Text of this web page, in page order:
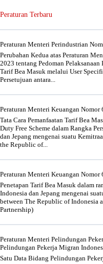
Peraturan Terbaru
Peraturan Menteri Perindustrian
Perubahan Kedua atas Peraturan
2023 tentang Pedoman
Tarif Bea Masuk melalui User
Persetujuan antara...
Peraturan Menteri Keuangan Nomor
Tata Cara Pemanfaatan Tarif Bea
Duty Free Scheme dalam Rangka
dan Jepang mengenai suatu
the Republic of...
Peraturan Menteri Keuangan Nomor
Penetapan Tarif Bea Masuk dalam
Indonesia dan Jepang mengenai
between The Republic of Indonesia
Partnership)
Peraturan Menteri Pelindungan
Pelindungan Pekerja Migran
Satu Data Bidang Pelindungan